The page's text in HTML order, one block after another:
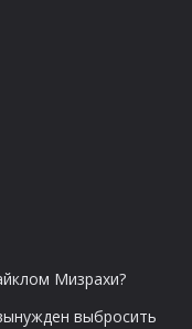
Мизрахи?
выбросить